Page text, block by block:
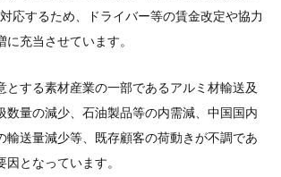
応するため、ドライバー等の賃金改定や協力
充当させています。
とする素材産業の一部であるアルミ材輸送及
数量の減少、石油製品等の内需減、中国国内
輸送量減少等、既存顧客の荷動きが不調であ
となっています。